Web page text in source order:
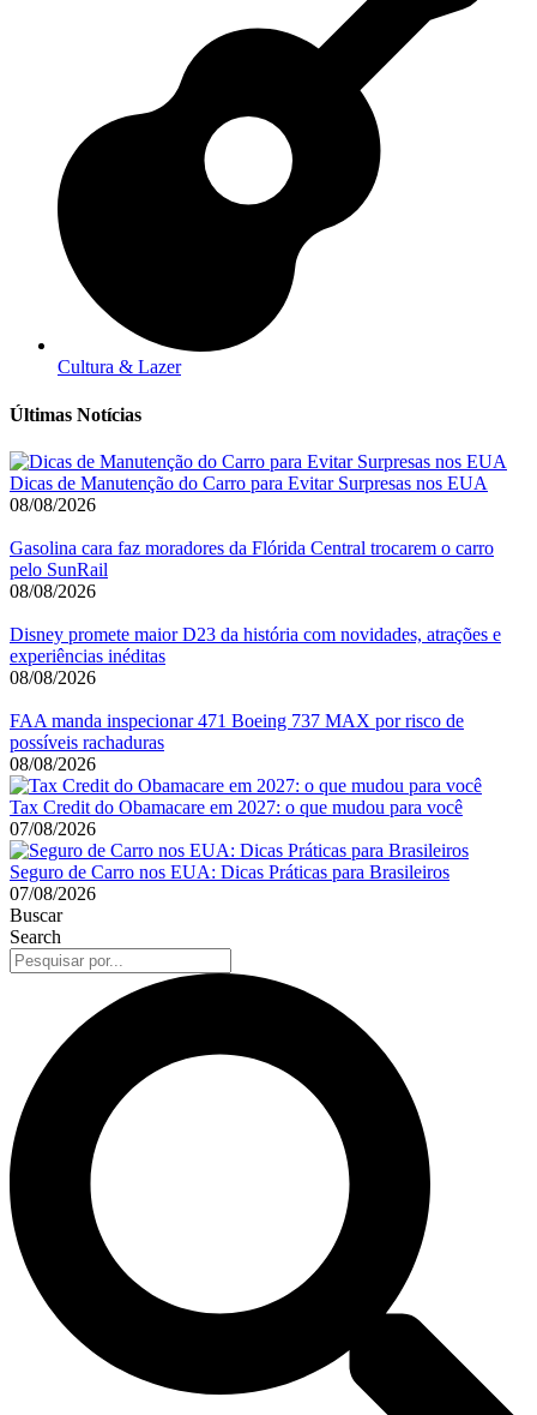
Cultura & Lazer
Últimas Notícias
Dicas de Manutenção do Carro para Evitar Surpresas nos EUA
08/08/2026
Gasolina cara faz moradores da Flórida Central trocarem o carro
pelo SunRail
08/08/2026
Disney promete maior D23 da história com novidades, atrações e
experiências inéditas
08/08/2026
FAA manda inspecionar 471 Boeing 737 MAX por risco de
possíveis rachaduras
08/08/2026
Tax Credit do Obamacare em 2027: o que mudou para você
07/08/2026
Seguro de Carro nos EUA: Dicas Práticas para Brasileiros
07/08/2026
Buscar
Search